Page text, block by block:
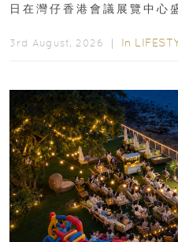
日在灣仔香港會議展覽中心
3rd August, 2026 ｜ In